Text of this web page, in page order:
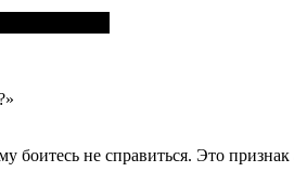
не справиться. Это